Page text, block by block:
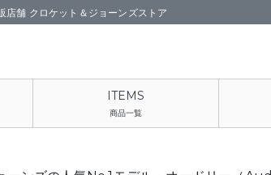
店舗 クロケット＆ジョーンズストア
商品一覧